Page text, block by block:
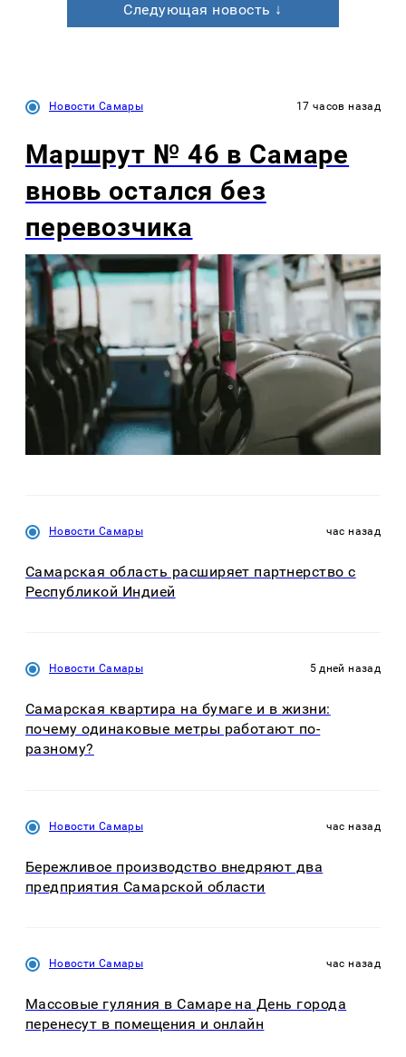
Следующая новость ↓
Новости Самары 17 часов назад
Маршрут № 46 в Самаре
вновь остался без
перевозчика
Новости Самары час назад
Самарская область расширяет партнерство с
Республикой Индией
Новости Самары 5 дней назад
Самарская квартира на бумаге и в жизни:
почему одинаковые метры работают по-
разному?
Новости Самары час назад
Бережливое производство внедряют два
предприятия Самарской области
Новости Самары час назад
Массовые гуляния в Самаре на День города
перенесут в помещения и онлайн